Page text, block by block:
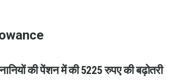
की पेंशन में की 5225 रुपए की बढ़ोतरी